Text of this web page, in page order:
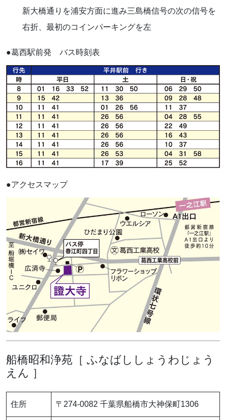
新大橋通りを浦安方面に進み三島橋信号の次の信号を
右折、最初のコインパーキングを左
●葛西駅前発 バス時刻表
●アクセスマップ
船橋昭和浄苑［ ふなばししょうわじょう
えん ］
住所 〒274-0082 千葉県船橋市大神保町1306